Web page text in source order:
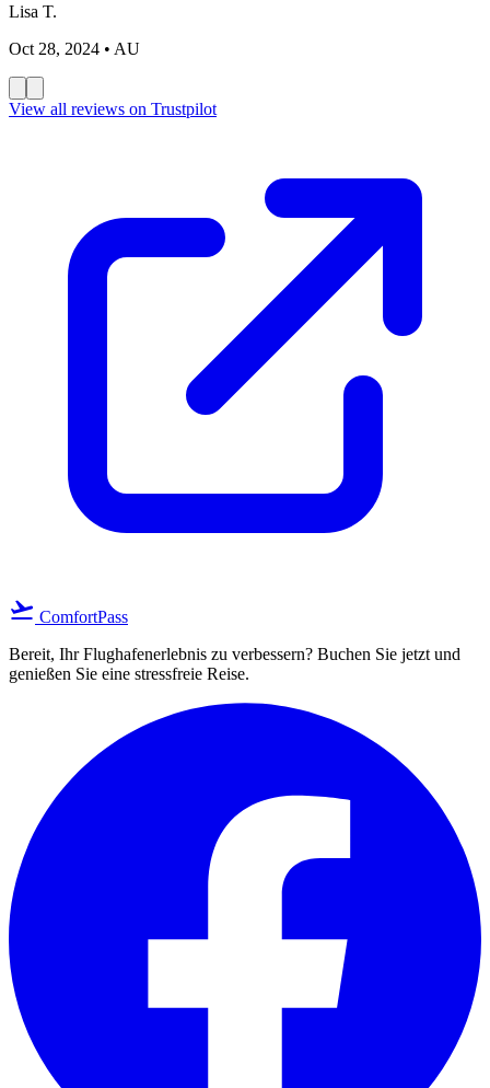
Lisa T.
Oct 28, 2024 • AU
View all reviews on Trustpilot
flight_takeoff ComfortPass
Bereit, Ihr Flughafenerlebnis zu verbessern? Buchen Sie jetzt und
genießen Sie eine stressfreie Reise.